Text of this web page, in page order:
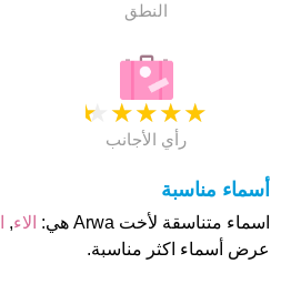
النطق
★
★
★
★
★
رأي الأجانب
أسماء مناسبة
اسماء متناسقة لأخت Arwa هي: الاء,
عرض أسماء اكثر مناسبة.